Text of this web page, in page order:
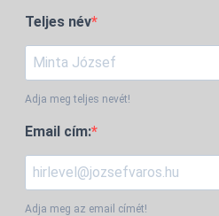
Teljes név
Adja meg teljes nevét!
Email cím:
Adja meg az email címét!